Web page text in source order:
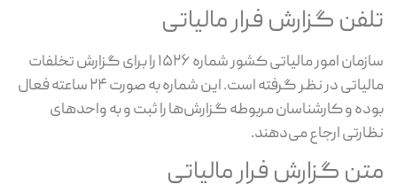
تلفن گزارش فرار مالیاتی
سازمان امور مالیاتی کشور شماره ۱۵۲۶ را برای گزارش تخلفات
مالیاتی در نظر گرفته است. این شماره به صورت ۲۴ ساعته فعال
بوده و کارشناسان مربوطه گزارش‌ها را ثبت و به واحدهای
نظارتی ارجاع می‌دهند.
متن گزارش فرار مالیاتی